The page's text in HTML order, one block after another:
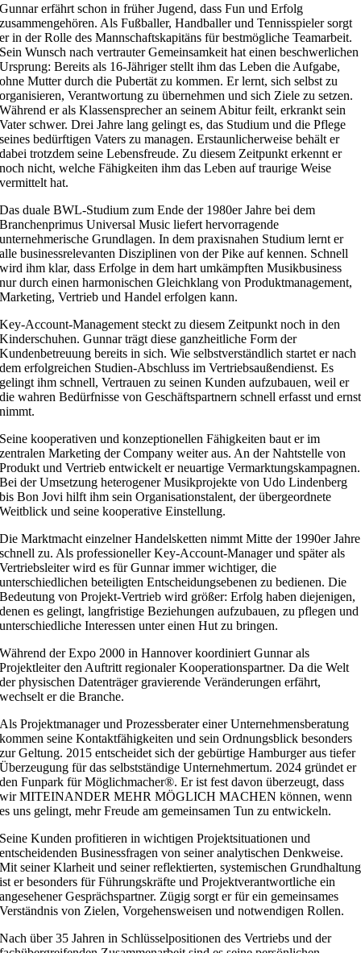
Gunnar erfährt schon in früher Jugend, dass Fun und Erfolg
zusammengehören. Als Fußballer, Handballer und Tennisspieler sorgt
er in der Rolle des Mannschaftskapitäns für bestmögliche Teamarbeit.
Sein Wunsch nach vertrauter Gemeinsamkeit hat einen beschwerlichen
Ursprung: Bereits als 16-Jähriger stellt ihm das Leben die Aufgabe,
ohne Mutter durch die Pubertät zu kommen. Er lernt, sich selbst zu
organisieren, Verantwortung zu übernehmen und sich Ziele zu setzen.
Während er als Klassensprecher an seinem Abitur feilt, erkrankt sein
Vater schwer. Drei Jahre lang gelingt es, das Studium und die Pflege
seines bedürftigen Vaters zu managen. Erstaunlicherweise behält er
dabei trotzdem seine Lebensfreude. Zu diesem Zeitpunkt erkennt er
noch nicht, welche Fähigkeiten ihm das Leben auf traurige Weise
vermittelt hat.
Das duale BWL-Studium zum Ende der 1980er Jahre bei dem
Branchenprimus Universal Music liefert hervorragende
unternehmerische Grundlagen. In dem praxisnahen Studium lernt er
alle businessrelevanten Disziplinen von der Pike auf kennen. Schnell
wird ihm klar, dass Erfolge in dem hart umkämpften Musikbusiness
nur durch einen harmonischen Gleichklang von Produktmanagement,
Marketing, Vertrieb und Handel erfolgen kann.
Key-Account-Management steckt zu diesem Zeitpunkt noch in den
Kinderschuhen. Gunnar trägt diese ganzheitliche Form der
Kundenbetreuung bereits in sich. Wie selbstverständlich startet er nach
dem erfolgreichen Studien-Abschluss im Vertriebsaußendienst. Es
gelingt ihm schnell, Vertrauen zu seinen Kunden aufzubauen, weil er
die wahren Bedürfnisse von Geschäftspartnern schnell erfasst und ernst
nimmt.
Seine kooperativen und konzeptionellen Fähigkeiten baut er im
zentralen Marketing der Company weiter aus. An der Nahtstelle von
Produkt und Vertrieb entwickelt er neuartige Vermarktungskampagnen.
Bei der Umsetzung heterogener Musikprojekte von Udo Lindenberg
bis Bon Jovi hilft ihm sein Organisationstalent, der übergeordnete
Weitblick und seine kooperative Einstellung.
Die Marktmacht einzelner Handelsketten nimmt Mitte der 1990er Jahre
schnell zu. Als professioneller Key-Account-Manager und später als
Vertriebsleiter wird es für Gunnar immer wichtiger, die
unterschiedlichen beteiligten Entscheidungsebenen zu bedienen. Die
Bedeutung von Projekt-Vertrieb wird größer: Erfolg haben diejenigen,
denen es gelingt, langfristige Beziehungen aufzubauen, zu pflegen und
unterschiedliche Interessen unter einen Hut zu bringen.
Während der Expo 2000 in Hannover koordiniert Gunnar als
Projektleiter den Auftritt regionaler Kooperationspartner. Da die Welt
der physischen Datenträger gravierende Veränderungen erfährt,
wechselt er die Branche.
Als Projektmanager und Prozessberater einer Unternehmensberatung
kommen seine Kontaktfähigkeiten und sein Ordnungsblick besonders
zur Geltung. 2015 entscheidet sich der gebürtige Hamburger aus tiefer
Überzeugung für das selbstständige Unternehmertum. 2024 gründet er
den Funpark für Möglichmacher®. Er ist fest davon überzeugt, dass
wir MITEINANDER MEHR MÖGLICH MACHEN können, wenn
es uns gelingt, mehr Freude am gemeinsamen Tun zu entwickeln.
Seine Kunden profitieren in wichtigen Projektsituationen und
entscheidenden Businessfragen von seiner analytischen Denkweise.
Mit seiner Klarheit und seiner reflektierten, systemischen Grundhaltung
ist er besonders für Führungskräfte und Projektverantwortliche ein
angesehener Gesprächspartner. Zügig sorgt er für ein gemeinsames
Verständnis von Zielen, Vorgehensweisen und notwendigen Rollen.
Nach über 35 Jahren in Schlüsselpositionen des Vertriebs und der